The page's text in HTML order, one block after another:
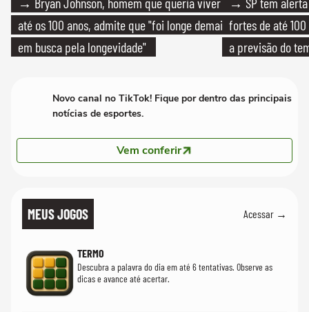
até os 100 anos, admite que "foi longe demais
em busca pela longevidade"
fortes de até
a previsão do
Novo canal no TikTok! Fique por dentro das principais
notícias de esportes.
Vem conferir
MEUS JOGOS Acessar →
TERMO
Descubra a palavra do dia em até 6 tentativas. Observe as
dicas e avance até acertar.